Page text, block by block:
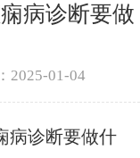
病诊断要做
2025-01-04
病诊断要做什